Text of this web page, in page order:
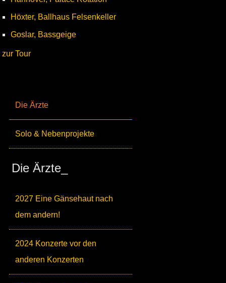
Die Ärzte
Solo & Nebenprojekte
Die Ärzte_
2027 Eine Gänsehaut nach
dem andern!
2024 Konzerte vor den
anderen Konzerten
Höxter, Ballhaus Felsenkeller
Goslar, Bassgeige
zur Tour